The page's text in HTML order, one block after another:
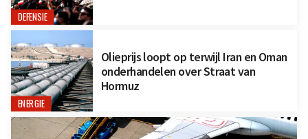
DEFENSIE
ENERGIE
Olieprijs loopt op terwijl Iran en Oman
onderhandelen over Straat van
Hormuz